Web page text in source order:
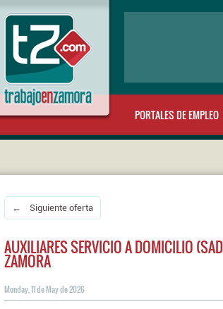
PORTALES DE EMPLEO
← Siguiente oferta
AUXILIARES SERVICIO A DOMICILIO
ZAMORA
Monday, 11 de May de 2026